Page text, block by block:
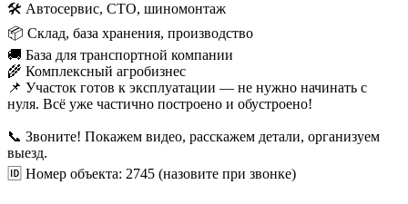
🛠️ Автосервис, СТО, шиномонтаж
📦 Склад, база хранения, производство
🚚 База для транспортной компании
🌾 Комплексный агробизнес
📌 Участок готов к эксплуатации — не нужно начинать с
нуля. Всё уже частично построено и обустроено!
📞 Звоните! Покажем видео, расскажем детали, организуем
выезд.
🆔 Номер объекта: 2745 (назовите при звонке)